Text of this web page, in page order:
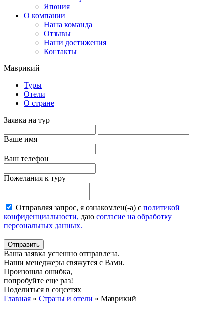
Япония
О компании
Наша команда
Отзывы
Наши достижения
Контакты
Маврикий
Туры
Отели
О стране
Заявка на тур
Ваше имя
Ваш телефон
Пожелания к туру
Отправляя запрос, я ознакомлен(-а) с политикой
конфиденциальности, даю согласие на обработку
персональных данных.
Отправить
Ваша заявка успешно отправлена.
Наши менеджеры свяжутся с Вами.
Произошла ошибка,
попробуйте еще раз!
Поделиться в соцсетях
Главная » Страны и отели » Маврикий